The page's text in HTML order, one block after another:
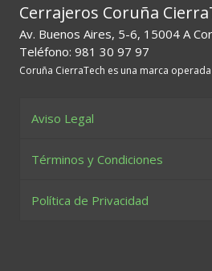
Cerrajeros Coruña
Av. Buenos Aires, 5-6, 15004 A
Teléfono: 981 30 97 97
Coruña CierraTech es una marca
Aviso Legal
Términos y Condiciones
Política de Privacidad